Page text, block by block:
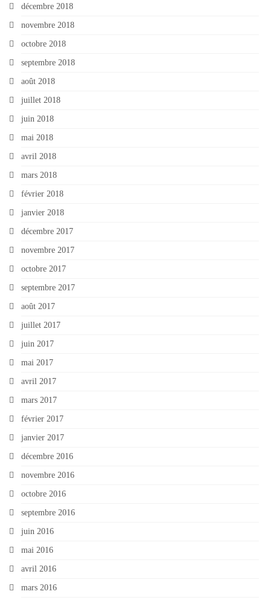
décembre 2018
novembre 2018
octobre 2018
septembre 2018
août 2018
juillet 2018
juin 2018
mai 2018
avril 2018
mars 2018
février 2018
janvier 2018
décembre 2017
novembre 2017
octobre 2017
septembre 2017
août 2017
juillet 2017
juin 2017
mai 2017
avril 2017
mars 2017
février 2017
janvier 2017
décembre 2016
novembre 2016
octobre 2016
septembre 2016
juin 2016
mai 2016
avril 2016
mars 2016